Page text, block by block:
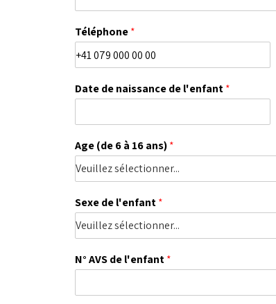
Téléphone*
Date de naissance de l'enfant*
Age (de 6 à 16 ans)*
Sexe de l'enfant*
N° AVS de l'enfant*